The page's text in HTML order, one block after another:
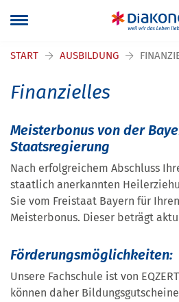
START AUSBILDUNG
Finanzielles
Meisterbonus von der
Staatsregierung
Nach erfolgreichem Abschluss
staatlich anerkannten
Sie vom Freistaat Bayern für
Meisterbonus. Dieser beträgt
Förderungsmöglichkeiten:
Unsere Fachschule ist von
können daher